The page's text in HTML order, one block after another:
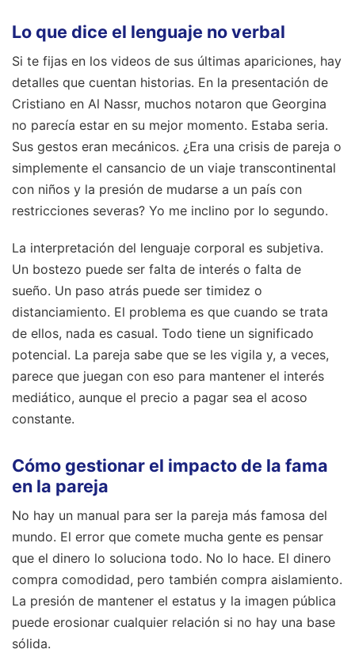
Lo que dice el lenguaje no verbal
Si te fijas en los videos de sus últimas apariciones, hay
detalles que cuentan historias. En la presentación de
Cristiano en Al Nassr, muchos notaron que Georgina
no parecía estar en su mejor momento. Estaba seria.
Sus gestos eran mecánicos. ¿Era una crisis de pareja o
simplemente el cansancio de un viaje transcontinental
con niños y la presión de mudarse a un país con
restricciones severas? Yo me inclino por lo segundo.
La interpretación del lenguaje corporal es subjetiva.
Un bostezo puede ser falta de interés o falta de
sueño. Un paso atrás puede ser timidez o
distanciamiento. El problema es que cuando se trata
de ellos, nada es casual. Todo tiene un significado
potencial. La pareja sabe que se les vigila y, a veces,
parece que juegan con eso para mantener el interés
mediático, aunque el precio a pagar sea el acoso
constante.
Cómo gestionar el impacto de la fama
en la pareja
No hay un manual para ser la pareja más famosa del
mundo. El error que comete mucha gente es pensar
que el dinero lo soluciona todo. No lo hace. El dinero
compra comodidad, pero también compra aislamiento.
La presión de mantener el estatus y la imagen pública
puede erosionar cualquier relación si no hay una base
sólida.